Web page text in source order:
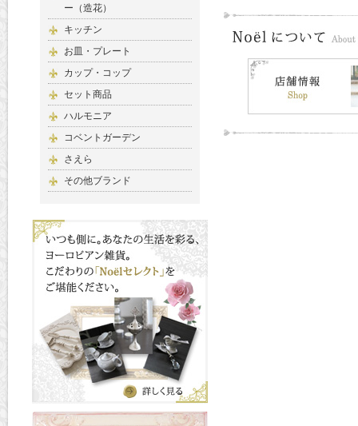
ー（造花）
キッチン
お皿・プレート
カップ・コップ
セット商品
ハルモニア
コベントガーデン
さえら
その他ブランド